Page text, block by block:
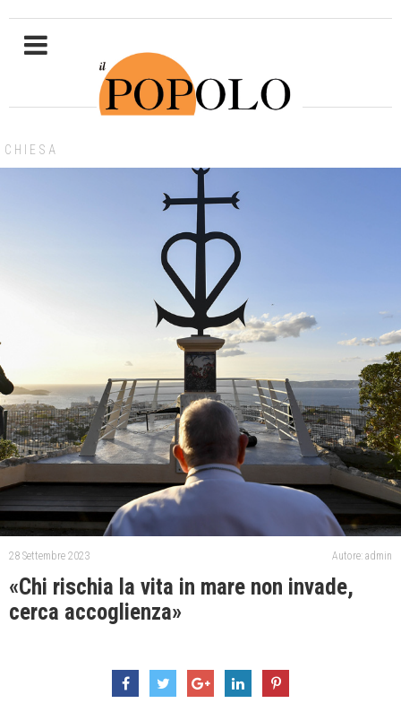
CHIESA
28 Settembre 2023 Autore: admin
«Chi rischia la vita in mare non invade,
cerca accoglienza»